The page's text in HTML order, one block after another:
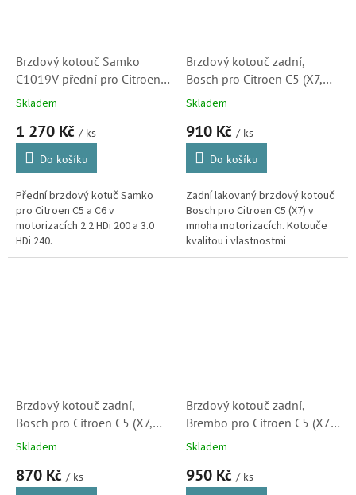
Brzdový kotouč Samko
C1019V přední pro Citroen
C5, C6, 2.2HDi 200, 3.0HDi
Skladem
1 270 Kč / ks
Do košíku
Přední brzdový kotuč Samko
pro Citroen C5 a C6 v
motorizacích 2.2 HDi 200 a 3.0
HDi 240.
Brzdový kotouč zadní,
Bosch pro Citroen C5 (X7,
lakovaný, 4249C1)
Skladem
910 Kč / ks
Do košíku
Zadní lakovaný brzdový kotouč
Bosch pro Citroen C5 (X7) v
mnoha motorizacích. Kotouče
kvalitou i vlastnostmi
odpovídající originálním dílům.
Brzdový kotouč zadní,
Bosch pro Citroen C5 (X7,
0986479194, 4249C1)
Skladem
870 Kč / ks
Brzdový kotouč zadní,
Brembo pro Citroen C5 (X7,
4249C1, lakovaný)
Skladem
950 Kč / ks